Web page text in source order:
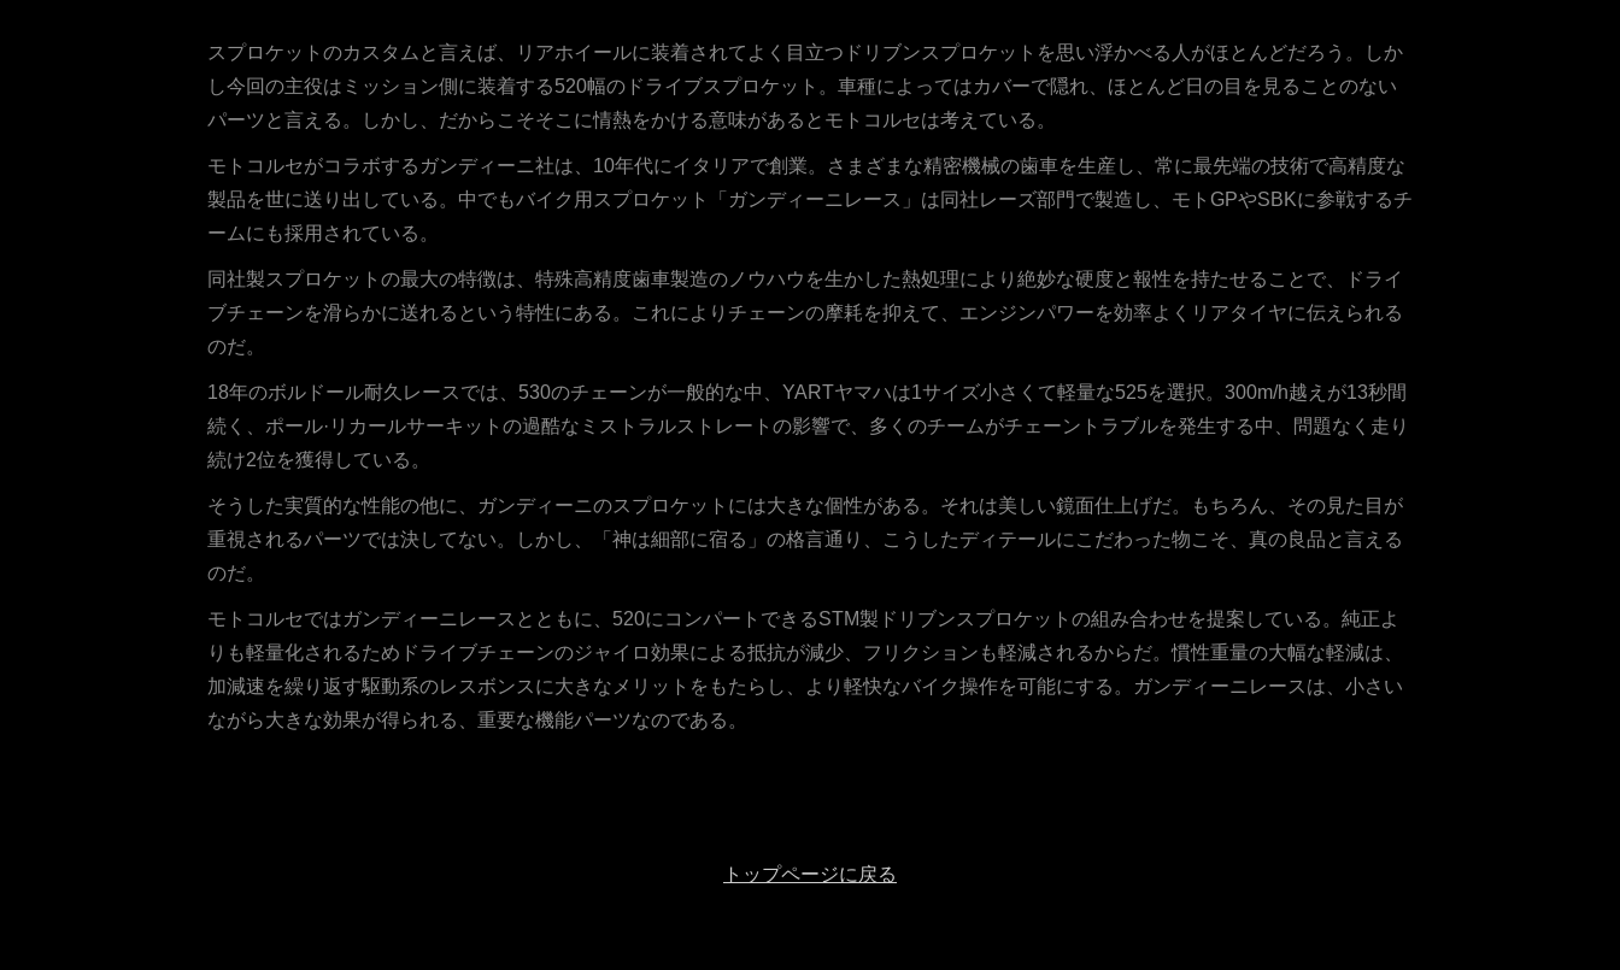
スプロケットのカスタムと言えば、リアホイールに装着されてよく目立つドリブンスプロケットを思い浮かべる人がほとんどだろう。しか
し今回の主役はミッション側に装着する520幅のドライブスプロケット。車種によってはカバーで隠れ、ほとんど日の目を見ることのない
パーツと言える。しかし、だからこそそこに情熱をかける意味があるとモトコルセは考えている。
モトコルセがコラボするガンディーニ社は、10年代にイタリアで創業。さまざまな精密機械の歯車を生産し、常に最先端の技術で高精度な
製品を世に送り出している。中でもバイク用スプロケット「ガンディーニレース」は同社レーズ部門で製造し、モトGPやSBKに参戦するチ
ームにも採用されている。
同社製スプロケットの最大の特徴は、特殊高精度歯車製造のノウハウを生かした熱処理により絶妙な硬度と報性を持たせることで、ドライ
ブチェーンを滑らかに送れるという特性にある。これによりチェーンの摩耗を抑えて、エンジンパワーを効率よくリアタイヤに伝えられる
のだ。
18年のボルドール耐久レースでは、530のチェーンが一般的な中、YARTヤマハは1サイズ小さくて軽量な525を選択。300m/h越えが13秒間
続く、ポール·リカールサーキットの過酷なミストラルストレートの影響で、多くのチームがチェーントラブルを発生する中、問題なく走り
続け2位を獲得している。
そうした実質的な性能の他に、ガンディーニのスプロケットには大きな個性がある。それは美しい鏡面仕上げだ。もちろん、その見た目が
重視されるパーツでは決してない。しかし、「神は細部に宿る」の格言通り、こうしたディテールにこだわった物こそ、真の良品と言える
のだ。
モトコルセではガンディーニレースとともに、520にコンパートできるSTM製ドリブンスプロケットの組み合わせを提案している。純正よ
りも軽量化されるためドライブチェーンのジャイロ効果による抵抗が減少、フリクションも軽減されるからだ。慣性重量の大幅な軽減は、
加減速を繰り返す駆動系のレスボンスに大きなメリットをもたらし、より軽快なバイク操作を可能にする。ガンディーニレースは、小さい
ながら大きな効果が得られる、重要な機能パーツなのである。
トップページに戻る